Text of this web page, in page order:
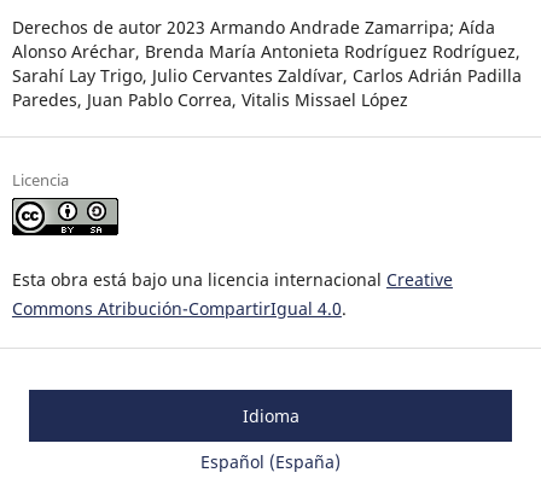
Derechos de autor 2023 Armando Andrade Zamarripa; Aída
Alonso Aréchar, Brenda María Antonieta Rodríguez Rodríguez,
Sarahí Lay Trigo, Julio Cervantes Zaldívar, Carlos Adrián Padilla
Paredes, Juan Pablo Correa, Vitalis Missael López
Licencia
Esta obra está bajo una licencia internacional Creative
Commons Atribución-CompartirIgual 4.0.
Idioma
Español (España)